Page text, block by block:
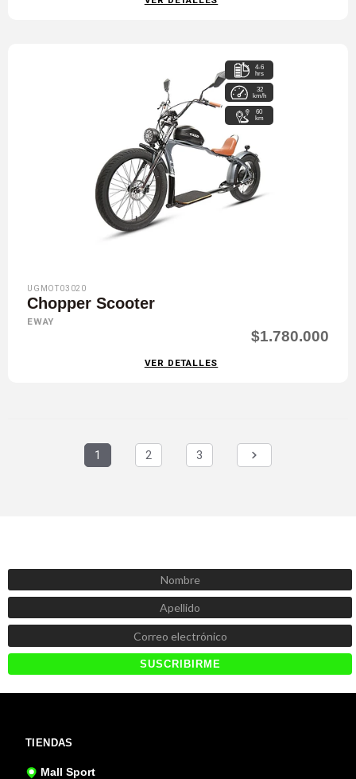
4-6
hrs
32
km/h
60
km
UGMOT03020
Chopper Scooter
EWAY
$1.780.000
VER DETALLES
1 2 3
TIENDAS
Mall Sport